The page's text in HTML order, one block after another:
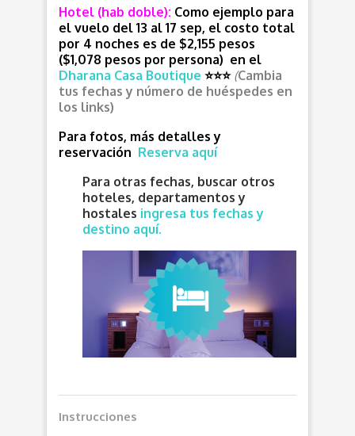
Hotel (hab doble): Como ejemplo para
el vuelo del 13 al 17 sep, el costo total
por 4 noches es de $2,155 pesos
($1,078 pesos por persona) en el
Dharana Casa Boutique ⭐⭐⭐ (Cambia
tus fechas y número de huéspedes en
los links)
Para fotos, más detalles y
reservación Reserva aquí
Para otras fechas, buscar otros
hoteles, departamentos y
hostales ingresa tus fechas y
destino aquí.
Instrucciones